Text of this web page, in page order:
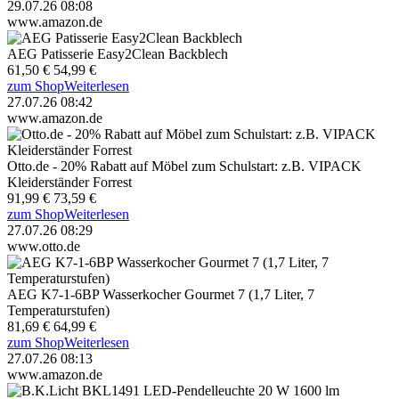
29.07.26 08:08
www.amazon.de
AEG Patisserie Easy2Clean Backblech
61,50 € 54,99 €
zum ShopWeiterlesen
27.07.26 08:42
www.amazon.de
Otto.de - 20% Rabatt auf Möbel zum Schulstart: z.B. VIPACK
Kleiderständer Forrest
91,99 € 73,59 €
zum ShopWeiterlesen
27.07.26 08:29
www.otto.de
AEG K7-1-6BP Wasserkocher Gourmet 7 (1,7 Liter, 7
Temperaturstufen)
81,69 € 64,99 €
zum ShopWeiterlesen
27.07.26 08:13
www.amazon.de